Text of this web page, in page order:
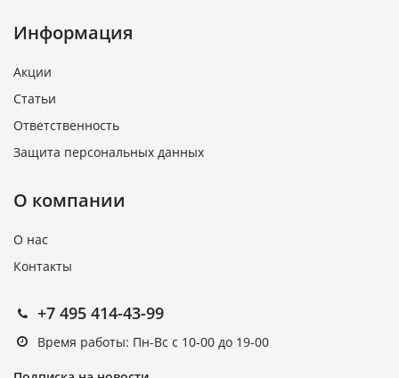
Информация
Акции
Статьи
Ответственность
Защита персональных данных
О компании
О нас
Контакты
+7 495 414-43-99
Время работы: Пн-Вс с 10-00 до 19-00